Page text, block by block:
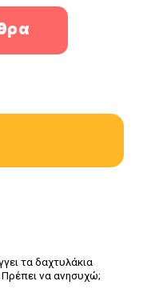
τα δαχτυλάκια
να ανησυχώ;